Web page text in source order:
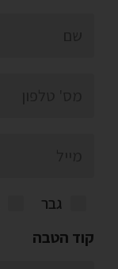
גבר
קוד הטבה